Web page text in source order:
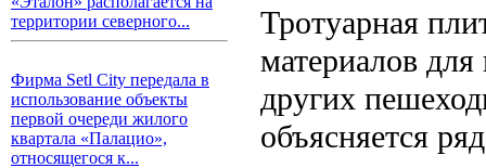
территории северного...
Фирма Setl City передала в
использование объекты
первой очереди жилого
квартала «Палацио»,
относящегося к...
Тротуарная
материалов
других
объясняется